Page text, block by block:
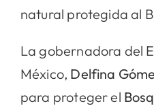
natural protegida al
La gobernadora del
México, Delfina
para proteger el